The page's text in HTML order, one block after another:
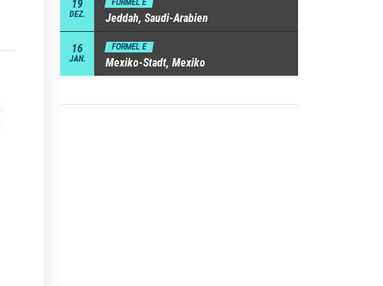
19
DEZ.
FORMEL E
Jeddah, Saudi-Arabien
16
JAN.
FORMEL E
Mexiko-Stadt, Mexiko